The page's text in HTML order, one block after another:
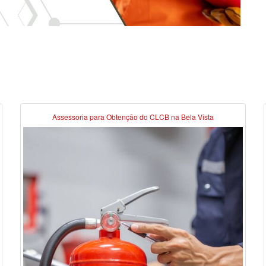
Assessoria para Obtenção do CLCB na Bela Vista